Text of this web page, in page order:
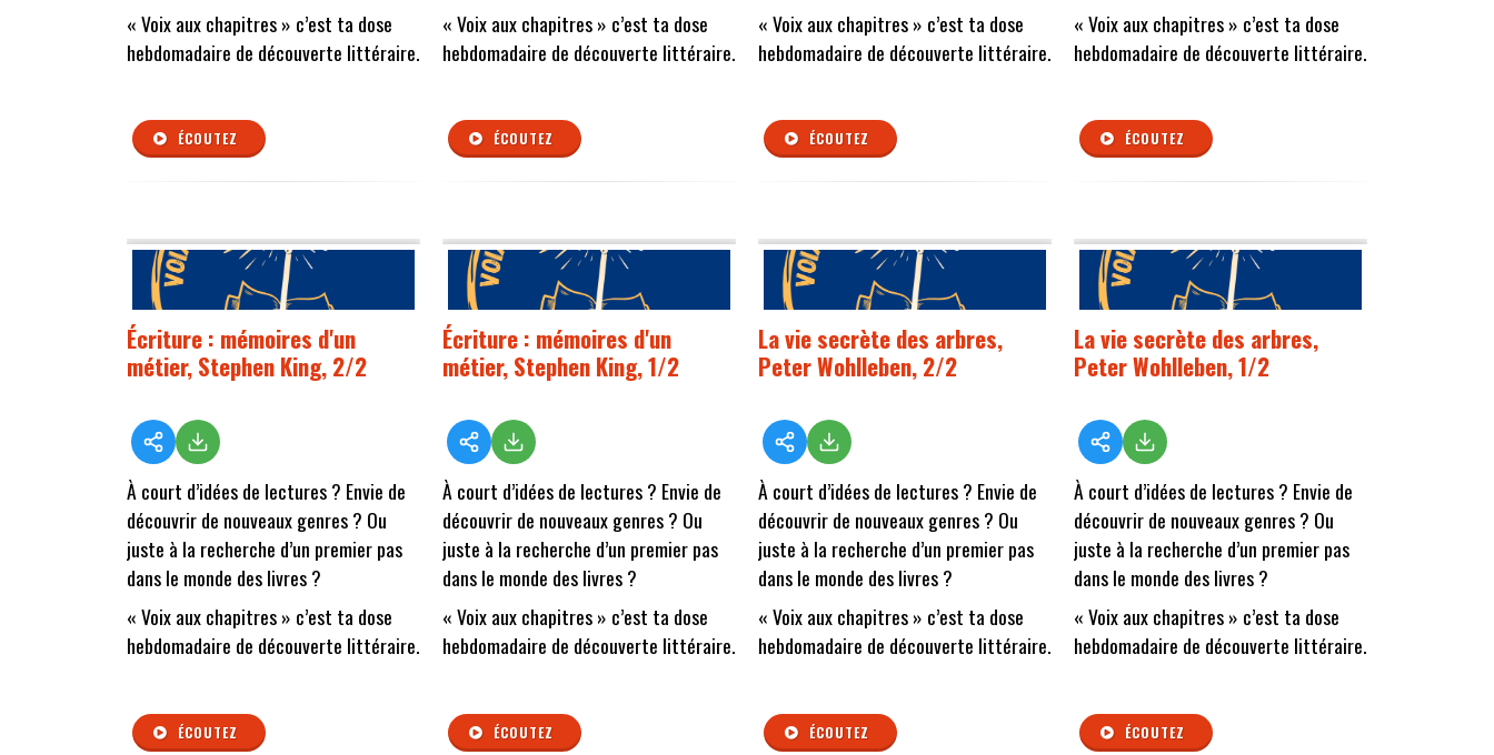
« Voix aux chapitres » c’est ta dose
hebdomadaire de découverte littéraire.
ÉCOUTEZ
« Voix aux chapitres » c’est ta dose
hebdomadaire de découverte littéraire.
ÉCOUTEZ
« Voix aux chapitres » c’est ta dose
hebdomadaire de découverte littéraire.
ÉCOUTEZ
« Voix aux chapitres » c’est ta dose
hebdomadaire de découverte littéraire.
ÉCOUTEZ
Écriture : mémoires d'un
métier, Stephen King, 2/2
À court d’idées de lectures ? Envie de
découvrir de nouveaux genres ? Ou
juste à la recherche d’un premier pas
dans le monde des livres ?
« Voix aux chapitres » c’est ta dose
hebdomadaire de découverte littéraire.
ÉCOUTEZ
Écriture : mémoires d'un
métier, Stephen King, 1/2
À court d’idées de lectures ? Envie de
découvrir de nouveaux genres ? Ou
juste à la recherche d’un premier pas
dans le monde des livres ?
« Voix aux chapitres » c’est ta dose
hebdomadaire de découverte littéraire.
ÉCOUTEZ
La vie secrète des arbres,
Peter Wohlleben, 2/2
À court d’idées de lectures ? Envie de
découvrir de nouveaux genres ? Ou
juste à la recherche d’un premier pas
dans le monde des livres ?
« Voix aux chapitres » c’est ta dose
hebdomadaire de découverte littéraire.
ÉCOUTEZ
La vie secrète des arbres,
Peter Wohlleben, 1/2
À court d’idées de lectures ? Envie de
découvrir de nouveaux genres ? Ou
juste à la recherche d’un premier pas
dans le monde des livres ?
« Voix aux chapitres » c’est ta dose
hebdomadaire de découverte littéraire.
ÉCOUTEZ